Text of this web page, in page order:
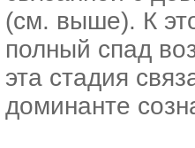
(см. выше). К
полный спад
эта стадия
доминанте